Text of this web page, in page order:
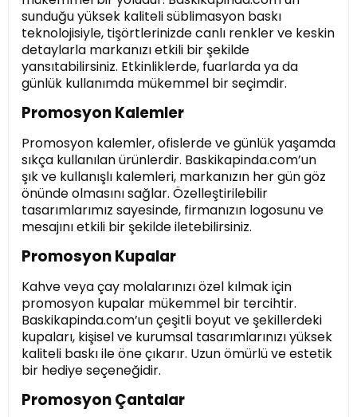
sunduğu yüksek kaliteli süblimasyon baskı
teknolojisiyle, tişörtlerinizde canlı renkler ve keskin
detaylarla markanızı etkili bir şekilde
yansıtabilirsiniz. Etkinliklerde, fuarlarda ya da
günlük kullanımda mükemmel bir seçimdir.
Promosyon Kalemler
Promosyon kalemler, ofislerde ve günlük yaşamda
sıkça kullanılan ürünlerdir. Baskikapinda.com’un
şık ve kullanışlı kalemleri, markanızın her gün göz
önünde olmasını sağlar. Özelleştirilebilir
tasarımlarımız sayesinde, firmanızın logosunu ve
mesajını etkili bir şekilde iletebilirsiniz.
Promosyon Kupalar
Kahve veya çay molalarınızı özel kılmak için
promosyon kupalar mükemmel bir tercihtir.
Baskikapinda.com’un çeşitli boyut ve şekillerdeki
kupaları, kişisel ve kurumsal tasarımlarınızı yüksek
kaliteli baskı ile öne çıkarır. Uzun ömürlü ve estetik
bir hediye seçeneğidir.
Promosyon Çantalar